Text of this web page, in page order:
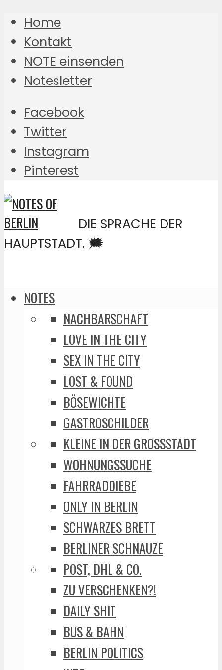
Home
Kontakt
NOTE einsenden
Notesletter
Facebook
Twitter
Instagram
Pinterest
DIE SPRACHE DER
HAUPTSTADT. 🗯️
NOTES
NACHBARSCHAFT
LOVE IN THE CITY
SEX IN THE CITY
LOST & FOUND
BÖSEWICHTE
GASTROSCHILDER
KLEINE IN DER GROSSSTADT
WOHNUNGSSUCHE
FAHRRADDIEBE
ONLY IN BERLIN
SCHWARZES BRETT
BERLINER SCHNAUZE
POST, DHL & CO.
ZU VERSCHENKEN?!
DAILY SHIT
BUS & BAHN
BERLIN POLITICS